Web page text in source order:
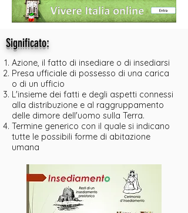
Significato:
Azione, il fatto di insediare o di insediarsi
Presa ufficiale di possesso di una carica
o di un ufficio
L'insieme dei fatti e degli aspetti connessi
alla distribuzione e al raggruppamento
delle dimore dell'uomo sulla Terra.
Termine generico con il quale si indicano
tutte le possibili forme di abitazione
umana